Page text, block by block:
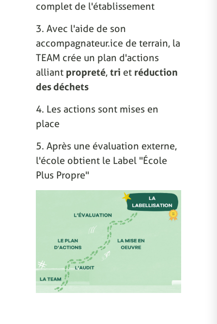
complet de l'établissement
3. Avec l'aide de son
accompagnateur.ice de terrain, la
TEAM crée un plan d'actions
alliant propreté, tri et réduction
des déchets
4. Les actions sont mises en
place
5. Après une évaluation externe,
l'école obtient le Label "École
Plus Propre"